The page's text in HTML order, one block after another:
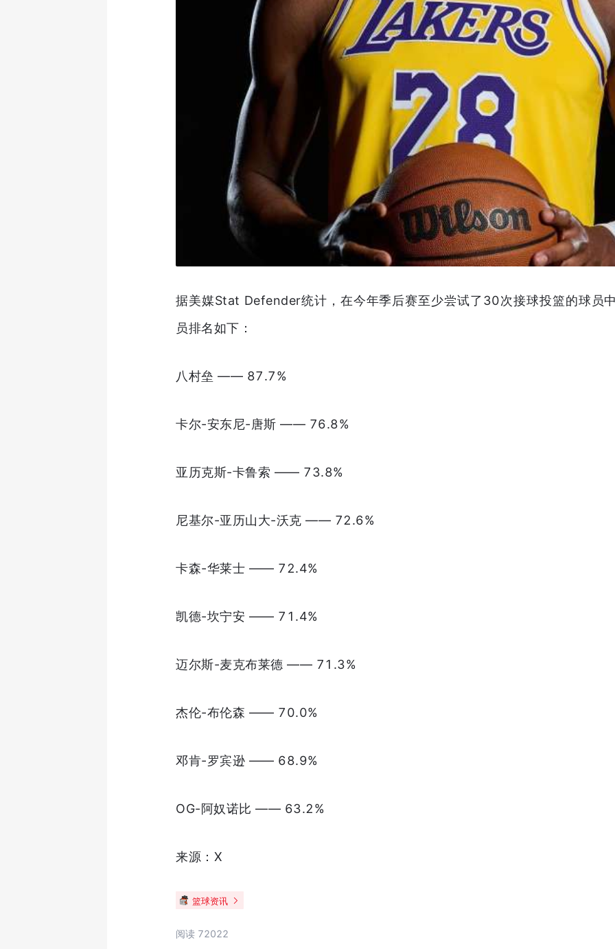
据美媒Stat Defender统计，在今年季后赛至少尝试了30次接球投篮的球员
员排名如下：
八村垒 —— 87.7%
卡尔-安东尼-唐斯 —— 76.8%
亚历克斯-卡鲁索 —— 73.8%
尼基尔-亚历山大-沃克 —— 72.6%
卡森-华莱士 —— 72.4%
凯德-坎宁安 —— 71.4%
迈尔斯-麦克布莱德 —— 71.3%
杰伦-布伦森 —— 70.0%
邓肯-罗宾逊 —— 68.9%
OG-阿奴诺比 —— 63.2%
来源：X
篮球资讯
阅读 72022